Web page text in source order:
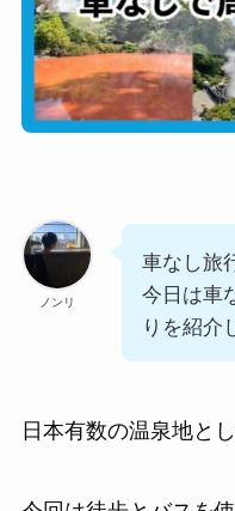
ノンリ
車なし旅
今日は車
りを紹介
日本有数の温泉地と